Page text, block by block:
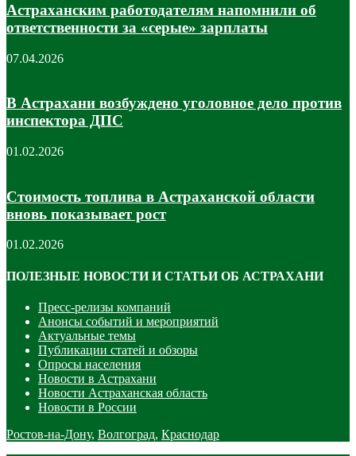
Астраханским работодателям напомнили об
ответственности за «серые» зарплаты
07.04.2026
В Астрахани возбуждено уголовное дело против
инспектора ДПС
01.02.2026
Стоимость топлива в Астраханской области
вновь показывает рост
01.02.2026
ПОЛЕЗНЫЕ НОВОСТИ И СТАТЬИ ОБ АСТРАХАНИ
Пресс-релизы компаний
Анонсы событий и мероприятий
Актуальные темы
Публикации статей и обзоры
Опросы населения
Новости в Астрахани
Новости Астраханская область
Новости в России
Ростов-на-Дону, Волгоград, Краснодар